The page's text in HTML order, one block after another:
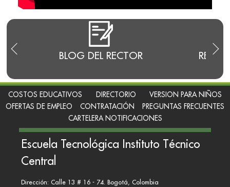
BLOG DEL RECTOR
COSTOS EDUCATIVOS DIRECTORIO
VERSION PARA NIÑOS
OFERTAS DE EMPLEO
CONTRATACIÓN
PREGUNTAS FRECUENTES
CARTELERA NOTIFICACIONES
Escuela Tecnológica Instituto Técnico
Central
Dirección: Calle 13 # 16 - 74. Bogotá, Colombia